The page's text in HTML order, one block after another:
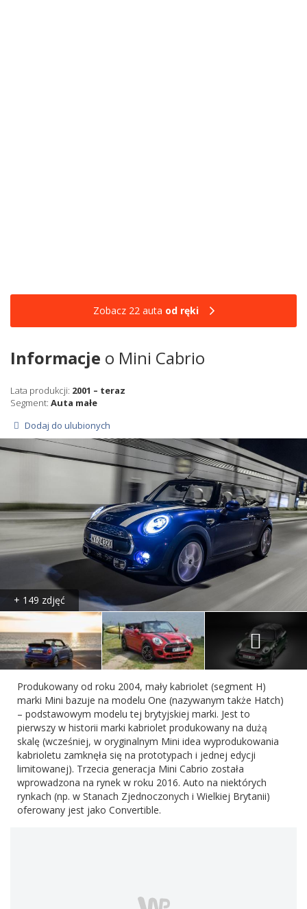
Zobacz 22 auta od ręki
Informacje o Mini Cabrio
Lata produkcji: 2001 – teraz
Segment: Auta małe
Dodaj do ulubionych
+ 149 zdjęć
Produkowany od roku 2004, mały kabriolet (segment H)
marki Mini bazuje na modelu One (nazywanym także Hatch)
– podstawowym modelu tej brytyjskiej marki. Jest to
pierwszy w historii marki kabriolet produkowany na dużą
skalę (wcześniej, w oryginalnym Mini idea wyprodukowania
kabrioletu zamknęła się na prototypach i jednej edycji
limitowanej). Trzecia generacja Mini Cabrio została
wprowadzona na rynek w roku 2016. Auto na niektórych
rynkach (np. w Stanach Zjednoczonych i Wielkiej Brytanii)
oferowany jest jako Convertible.